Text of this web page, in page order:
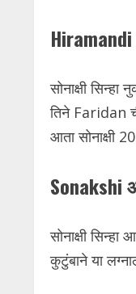
सोनाक्षी
तिने Faridan
आता सोनाक्षी
Sonakshi
सोनाक्षी
कुटुंबाने या